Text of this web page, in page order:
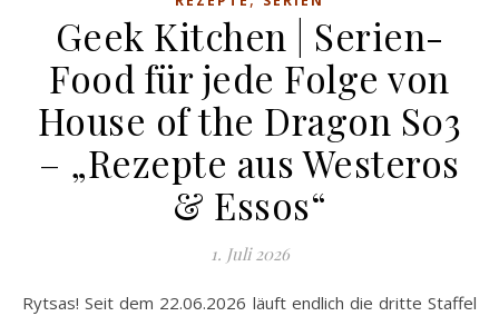
Geek Kitchen | Serien-
Food für jede Folge von
House of the Dragon S03
– „Rezepte aus Westeros
& Essos“
1. Juli 2026
Rytsas! Seit dem 22.06.2026 läuft endlich die dritte Staffel